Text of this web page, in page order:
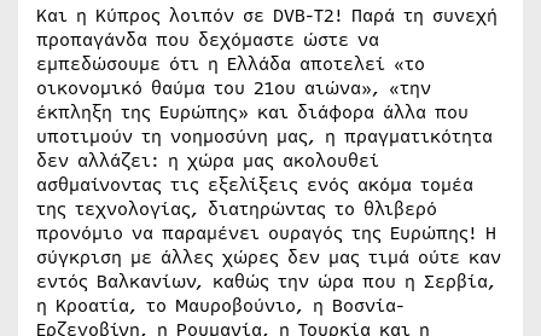
Και η Κύπρος λοιπόν σε DVB-T2! Παρά τη συνεχή
προπαγάνδα που δεχόμαστε ώστε να
εμπεδώσουμε ότι η Ελλάδα αποτελεί «το
οικονομικό θαύμα του 21ου αιώνα», «την
έκπληξη της Ευρώπης» και διάφορα άλλα που
υποτιμούν τη νοημοσύνη μας, η πραγματικότητα
δεν αλλάζει: η χώρα μας ακολουθεί
ασθμαίνοντας τις εξελίξεις ενός ακόμα τομέα
της τεχνολογίας, διατηρώντας το θλιβερό
προνόμιο να παραμένει ουραγός της Ευρώπης! Η
σύγκριση με άλλες χώρες δεν μας τιμά ούτε καν
εντός Βαλκανίων, καθώς την ώρα που η Σερβία,
η Κροατία, το Μαυροβούνιο, η Βοσνία-
Ερζεγοβίνη, η Ρουμανία, η Τουρκία και η